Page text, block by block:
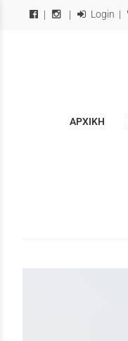
Login |
ΑΡΧΙΚΗ